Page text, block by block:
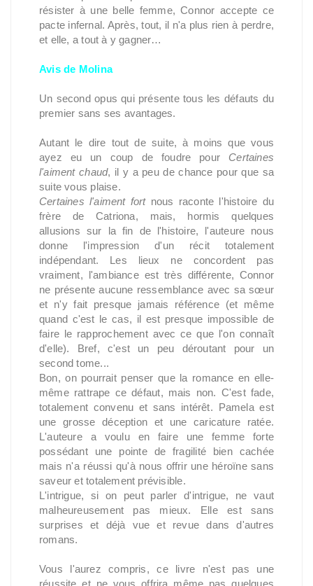
résister à une belle femme, Connor accepte ce
pacte infernal. Après, tout, il n'a plus rien à perdre,
et elle, a tout à y gagner…
Avis de Molina
Un second opus qui présente tous les défauts du
premier sans ses avantages.
Autant le dire tout de suite, à moins que vous
ayez eu un coup de foudre pour Certaines
l'aiment chaud, il y a peu de chance pour que sa
suite vous plaise.
Certaines l'aiment fortnous raconte l'histoire du
frère de Catriona, mais, hormis quelques
allusions sur la fin de l'histoire, l'auteure nous
donne l'impression d'un récit totalement
indépendant. Les lieux ne concordent pas
vraiment, l'ambiance est très différente, Connor
ne présente aucune ressemblance avec sa sœur
et n'y fait presque jamais référence (et même
quand c'est le cas, il est presque impossible de
faire le rapprochement avec ce que l'on connaît
d'elle). Bref, c'est un peu déroutant pour un
second tome...
Bon, on pourrait penser que la romance en elle-
même rattrape ce défaut, mais non. C'est fade,
totalement convenu et sans intérêt. Pamela est
une grosse déception et une caricature ratée.
L'auteure a voulu en faire une femme forte
possédant une pointe de fragilité bien cachée
mais n'a réussi qu'à nous offrir une héroïne sans
saveur et totalement prévisible.
L'intrigue, si on peut parler d'intrigue, ne vaut
malheureusement pas mieux. Elle est sans
surprises et déjà vue et revue dans d'autres
romans.
Vous l'aurez compris, ce livre n'est pas une
réussite et ne vous offrira même pas quelques